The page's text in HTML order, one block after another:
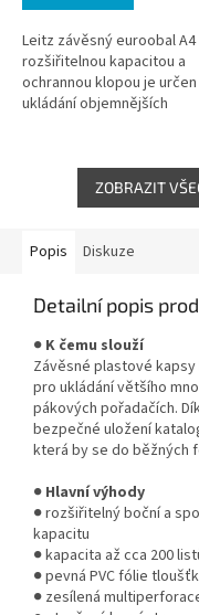
Leitz závěsný euroobal A4
rozšiřitelnou kapacitou a
ochrannou klopou je
ukládání objemnějších
umožňuje...
ZOBRAZIT
Popis Diskuze
Detailní popis
● K čemu slouží
Závěsné plastové
pro ukládání většího
pákových pořadačích.
bezpečné uložení
která by se do běžných
● Hlavní výhody
● rozšiřitelný boční a
kapacitu
● kapacita až cca 200
● pevná PVC fólie
● zesílená